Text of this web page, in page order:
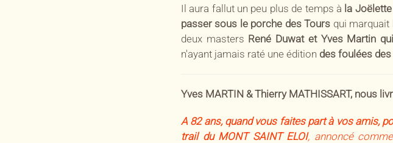
Il aura fallut un peu plus de temps à la
passer sous le porche des Tours qui
deux masters René Duwat et Yves Martin
n'ayant jamais raté une édition des foulées
Yves MARTIN & Thierry MATHISSART, nous
A 82 ans, quand vous faites part à vos amis,
trail du MONT SAINT ELOI, annoncé